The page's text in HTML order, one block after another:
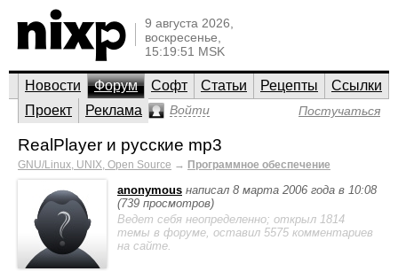
9 августа 2026,
воскресенье,
15:19:51 MSK
Новости Форум Софт Статьи Рецепты
Ссылки
Проект
Реклама Войти Постучаться
RealPlayer и русские mp3
GNU/Linux, UNIX, Open Source → Программное обеспечение
anonymous написал 8 марта 2006 года в 10:08
(739 просмотров)
Ведет себя неопределенно; открыл 1814
темы в форуме, оставил 5575 комментариев
на сайте.